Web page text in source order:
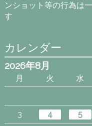
ンショット等の行為は
す
カレンダー
2026年8月
月 火 水
3
4 5